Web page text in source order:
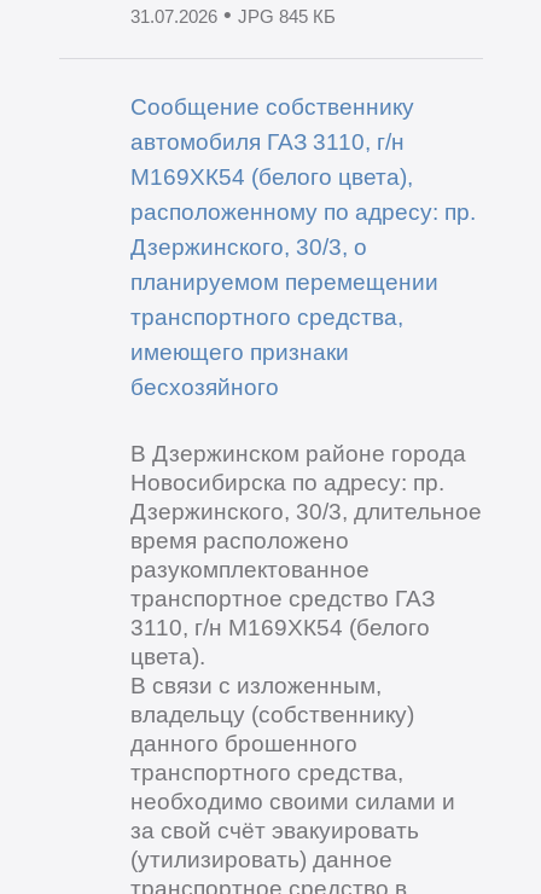
31.07.2026• JPG 845 КБ
Сообщение собственнику
автомобиля ГАЗ 3110, г/н
М169ХК54 (белого цвета),
расположенному по адресу: пр.
Дзержинского, 30/3, о
планируемом перемещении
транспортного средства,
имеющего признаки
бесхозяйного
В Дзержинском районе города
Новосибирска по адресу: пр.
Дзержинского, 30/3, длительное
время расположено
разукомплектованное
транспортное средство ГАЗ
3110, г/н М169ХК54 (белого
цвета).
В связи с изложенным,
владельцу (собственнику)
данного брошенного
транспортного средства,
необходимо своими силами и
за свой счёт эвакуировать
(утилизировать) данное
транспортное средство в